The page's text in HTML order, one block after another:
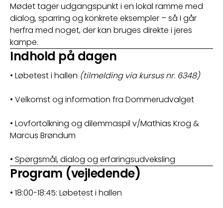
Mødet tager udgangspunkt i en lokal ramme med
dialog, sparring og konkrete eksempler – så I går
herfra med noget, der kan bruges direkte i jeres
kampe.
Indhold på dagen
• Løbetest i hallen (tilmelding via kursus nr. 6348)
• Velkomst og information fra Dommerudvalget
• Lovfortolkning og dilemmaspil v/Mathias Krog &
Marcus Brøndum
• Spørgsmål, dialog og erfaringsudveksling
Program (vejledende)
• 18:00-18:45: Løbetest i hallen